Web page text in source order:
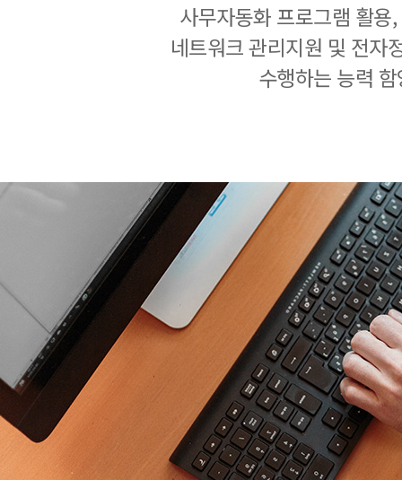
사무자동화 프로그램 활용
네트워크 관리지원 및 전자
수행하는 능력